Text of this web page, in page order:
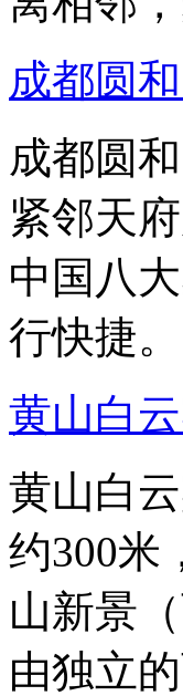
成都圆
成都圆
紧邻天
中国八
行快捷。
黄山白
黄山白
约300米
山新景
由独立